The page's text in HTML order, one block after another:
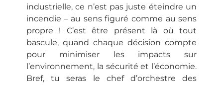
industrielle, ce n’est pas juste éteindre un
incendie – au sens figuré comme au sens
propre ! C’est être présent là où tout
bascule, quand chaque décision compte
pour minimiser les impacts sur
l’environnement, la sécurité et l’économie.
Bref, tu seras le chef d’orchestre des